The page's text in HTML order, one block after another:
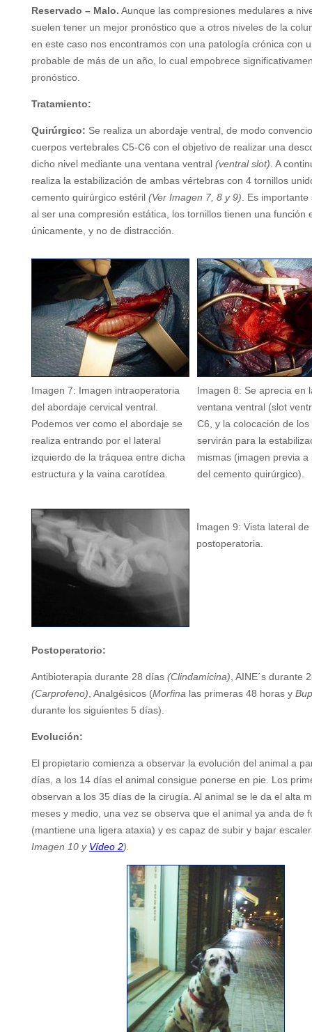
Reservado – Malo. Aunque las compresiones medulares a
suelen tener un mejor pronóstico que a otros niveles de la
en este caso nos encontramos con una patología crónica con
probable de más de un año, lo cual empobrece
pronóstico.
Tratamiento:
Quirúrgico: Se realiza un abordaje ventral, de modo
cuerpos vertebrales C5-C6 con el objetivo de realizar una
dicho nivel mediante una ventana ventral (ventral slot) . A
realiza la estabilización de ambas vértebras con 4 tornillos
cemento quirúrgico estéril (Ver Imagen 7, 8 y 9) . Es
al ser una compresión estática, los tornillos tienen una función
únicamente, y no de distracción.
Imagen 7: Imagen intraoperatoria
del abordaje cervical ventral.
Podemos ver como el abordaje se
realiza entrando por el lateral
izquierdo de la tráquea entre dicha
estructura y la vaina carotídea.
Imagen 8: Se aprecia en
ventana ventral (slot
C6, y la colocación de
servirán para la
mismas (imagen previa a
del cemento quirúrgico).
Imagen 9: Vista lateral
postoperatoria.
Postoperatorio:
Antibioterapia durante 28 días (Clindamicina) , AINE´s durante
(Carprofeno) , Analgésicos (Morfina las primeras 48 horas y
durante los siguientes 5 días).
Evolución:
El propietario comienza a observar la evolución del animal a
días, a los 14 días el animal consigue ponerse en pie. Los
observan a los 35 días de la cirugía. Al animal se le da el alta
meses y medio, una vez se observa que el animal ya anda de
(mantiene una ligera ataxia) y es capaz de subir y bajar
Imagen 10 y Vídeo 2).